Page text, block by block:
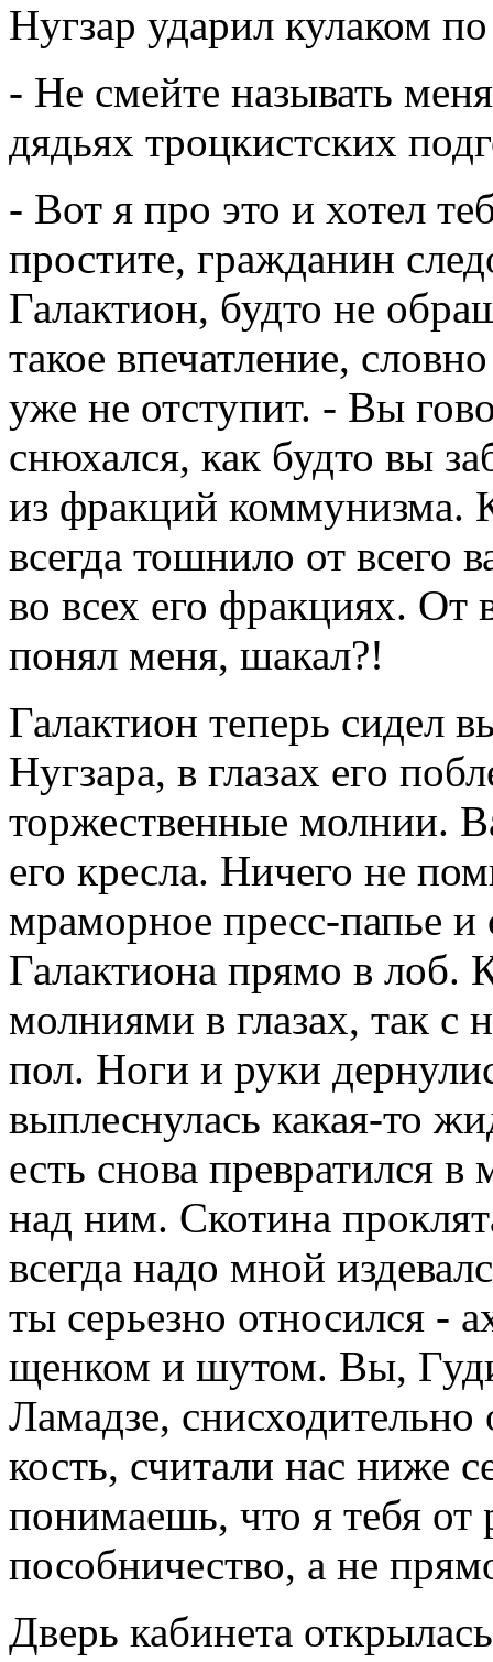
Нугзар ударил кулаком
- Не смейте называть
дядьях троцкистских
- Вот я про это и хотел
простите, гражданин
Галактион, будто не
такое впечатление,
уже не отступит. - Вы
снюхался, как будто вы
из фракций коммунизма.
всегда тошнило от всего
во всех его фракциях. От
понял меня, шакал?!
Галактион теперь сидел
Нугзара, в глазах его
торжественные молнии.
его кресла. Ничего не
мраморное пресс-папье и
Галактиона прямо в лоб.
молниями в глазах, так с
пол. Ноги и руки
выплеснулась какая-то
есть снова превратился
над ним. Скотина
всегда надо мной
ты серьезно относился -
щенком и шутом. Вы,
Ламадзе,
кость, считали нас ниже
понимаешь, что я тебя от
пособничество, а не
Дверь кабинета